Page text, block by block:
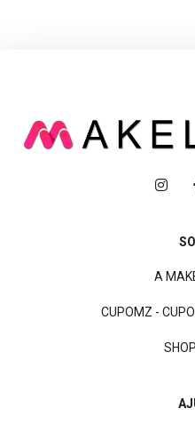
A
CUPOMZ -